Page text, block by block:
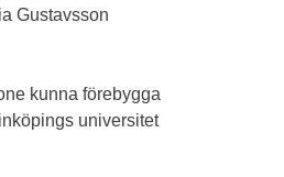
Gustavsson
kunna förebygga
universitet